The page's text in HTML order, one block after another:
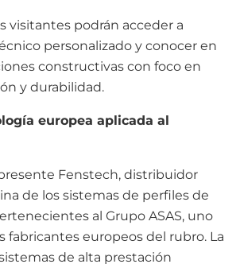
visitantes podrán acceder a
personalizado y conocer en
constructivas con foco en
y durabilidad.
europea aplicada al
Fenstech, distribuidor
de los sistemas de perfiles de
al Grupo ASAS, uno
fabricantes europeos del rubro. La
de alta prestación